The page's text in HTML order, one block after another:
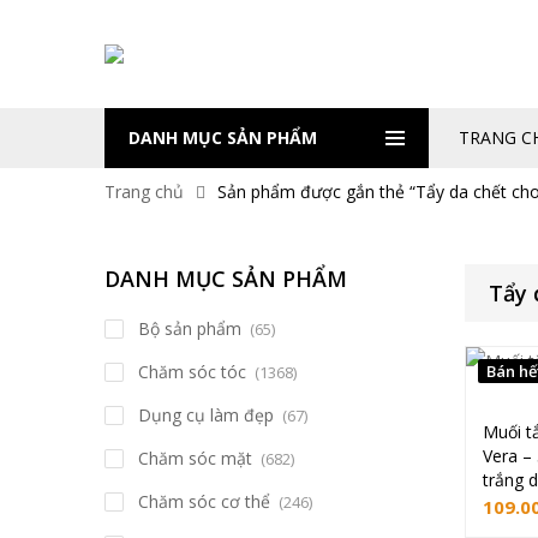
DANH MỤC SẢN PHẨM TRANG
Trang chủ Sản phẩm được gắn thẻ “Tẩy da chết
Tẩy
Bán
Muối
Vera
trắng
DANH MỤC SẢN PHẨM
Bộ sản phẩm (65)
Chăm sóc tóc (1368)
Dụng cụ làm đẹp (67)
Chăm sóc mặt (682)
Chăm sóc cơ thể (246)